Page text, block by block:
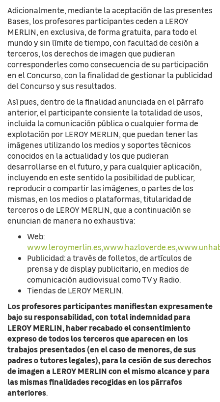
Adicionalmente, mediante la aceptación de las presentes
Bases, los profesores participantes ceden a LEROY
MERLIN, en exclusiva, de forma gratuita, para todo el
mundo y sin límite de tiempo, con facultad de cesión a
terceros, los derechos de imagen que pudieran
corresponderles como consecuencia de su participación
en el Concurso, con la finalidad de gestionar la publicidad
del Concurso y sus resultados.
Así pues, dentro de la finalidad anunciada en el párrafo
anterior, el participante consiente la totalidad de usos,
incluida la comunicación pública o cualquier forma de
explotación por LEROY MERLIN, que puedan tener las
imágenes utilizando los medios y soportes técnicos
conocidos en la actualidad y los que pudieran
desarrollarse en el futuro, y para cualquier aplicación,
incluyendo en este sentido la posibilidad de publicar,
reproducir o compartir las imágenes, o partes de los
mismas, en los medios o plataformas, titularidad de
terceros o de LEROY MERLIN, que a continuación se
enuncian de manera no exhaustiva:
Web:
www.leroymerlin.es,www.hazloverde.es,
Publicidad: a través de folletos, de artículos de
prensa y de display publicitario, en medios de
comunicación audiovisual como TV y Radio.
Tiendas de LEROY MERLIN.
Los profesores participantes manifiestan expresamente
bajo su responsabilidad, con total indemnidad para
LEROY MERLIN, haber recabado el consentimiento
expreso de todos los terceros que aparecen en los
trabajos presentados (en el caso de menores, de sus
padres o tutores legales), para la cesión de sus derechos
de imagen a LEROY MERLIN con el mismo alcance y para
las mismas finalidades recogidas en los párrafos
anteriores.